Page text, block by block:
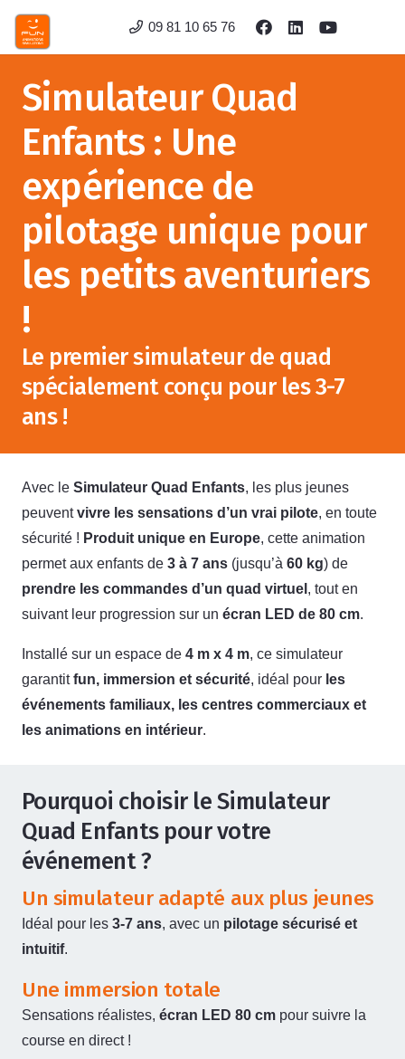
09 81 10 65 76
Simulateur Quad
Enfants : Une
expérience de
pilotage unique pour
les petits aventuriers
!
Le premier simulateur de quad
spécialement conçu pour les 3-7
ans !
Avec le Simulateur Quad Enfants, les plus jeunes
peuventvivre les sensations d’un vrai pilote, en toute
sécurité ! Produit unique en Europe, cette animation
permet aux enfants de 3 à 7 ans (jusqu’à 60 kg) de
prendre les commandes d’un quad virtuel , tout en
suivant leur progression sur un écran LED de 80 cm.
Installé sur un espace de 4 m x 4 m, ce simulateur
garantitfun, immersion et sécurité, idéal pour les
événements familiaux, les centres commerciaux et
les animations en intérieur.
Pourquoi choisir le Simulateur
Quad Enfants pour votre
événement ?
Un simulateur adapté aux plus jeunes
Idéal pour les 3-7 ans, avec un pilotage sécurisé et
intuitif.
Une immersion totale
Sensations réalistes, écran LED 80 cm pour suivre la
course en direct !